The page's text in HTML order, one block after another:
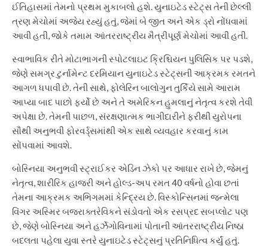
ઈતિહાસમાં તેમનો પ્રથમ મુકાબલો હશે. યુનાઇટેડ સ્ટેટ્સ તેની છેલ્લી
ત્રણ મેચોમાં અજેય રહ્યું હતું, જેમાં બે જીત અને એક ડ્રો નોંધવામાં
આવી હતી, જોકે તમામ આંતરરાષ્ટ્રીય મૈત્રીપૂર્ણ મેચોમાં આવી હતી.
સ્વાભાવિક રીતે મોટાભાગની સ્પોટલાઇટ ક્રિશ્ચિયન પુલિસિક પર પડશે,
જેણે સમગ્ર ટુર્નામેન્ટ દરમિયાન યુનાઇટેડ સ્ટેટ્સની આક્રમક રમતને
આગળ ધપાવી છે. તેની સાથે, ફોલેરિન બાલોગુન તુર્કિયે સામે આરામ
આપ્યા બાદ પાછો ફર્યો છે અને તે અમેરિકન હુમલાનું નેતૃત્વ કરશે તેવી
અપેક્ષા છે. તેમની પાછળ, સંરક્ષણાત્મક ભાગીદારીને ફરીથી યુરોપના
સૌથી અનુભવી ફોરવર્ડ્સમાંથી એક સાથે વ્યવહાર કરવાનું કામ
સોંપવામાં આવશે.
બોસ્નિયા અનુભવી સ્ટ્રાઈકર એડિન ઝેકો પર આધાર રાખે છે, જેમનું
નેતૃત્વ, શારીરિક હાજરી અને હોલ્ડ-અપ રમત 40 વર્ષનો હોવા છતાં
તેમના આક્રમક અભિગમમાં કેન્દ્રિય છે. વિસ્કોન્સિનમાં જન્મેલા
વિંગર અસ્મિર બજરાક્તરેવિકને સંડોવતો એક રસપ્રદ સબપ્લોટ પણ
છે, જેણે બોસ્નિયા અને હર્ઝેગોવિનામાં પોતાની આંતરરાષ્ટ્રીય નિષ્ઠા
બદલતા પહેલા યુવા સ્તરે યુનાઇટેડ સ્ટેટ્સનું પ્રતિનિધિત્વ કર્યું હતું.